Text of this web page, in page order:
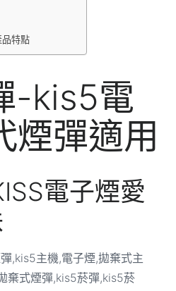
特點
-kis5電
煙彈適用
電子煙愛